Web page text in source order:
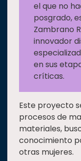
el que no
posgrado,
Zambrano
innovador
en sus
críticas.
Este proyecto
procesos de
materiales,
conocimiento
otras mujeres.